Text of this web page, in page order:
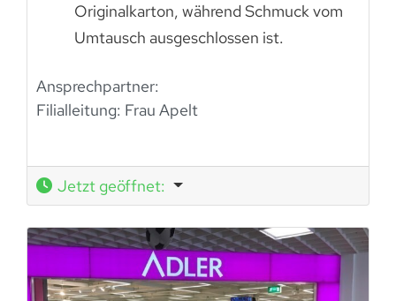
Originalkarton, während Schmuck vom
Umtausch ausgeschlossen ist.
Ansprechpartner:
Filialleitung: Frau Apelt
Jetzt geöffnet: